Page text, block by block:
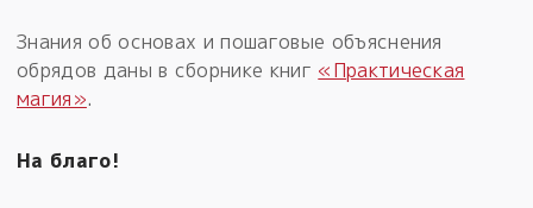
Знания об основах и пошаговые объяснения
обрядов даны в сборнике книг «Практическая
магия».
На благо!